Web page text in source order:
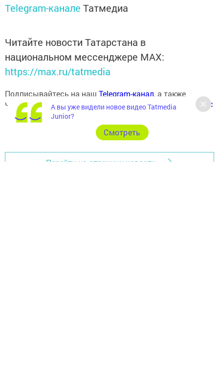
Telegram-канале Татмедиа
Читайте новости Татарстана в
национальном мессенджере MАХ:
https://max.ru/tatmedia
Подписывайтесь на наш Telegram-канал, а также
читайте нас Вконтакте,Одноклассниках,«Дзен» Макс
Перейти на страницу новости
А вы уже видели новое видео Tatmedia
Junior?
Cмотреть